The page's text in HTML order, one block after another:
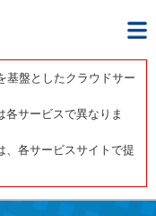
基盤としたクラウドサー
サービスで異なりま
、各サービスサイトで提